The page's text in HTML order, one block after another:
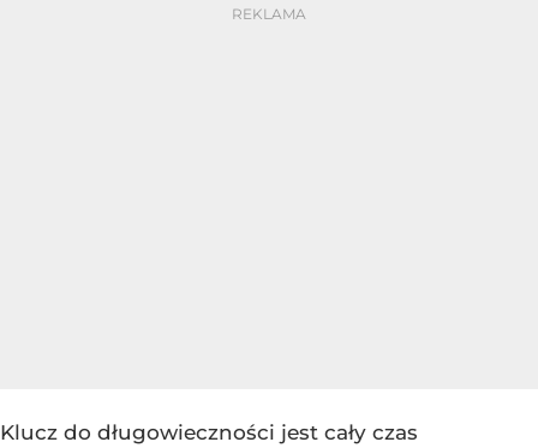
Klucz do długowieczności jest cały czas